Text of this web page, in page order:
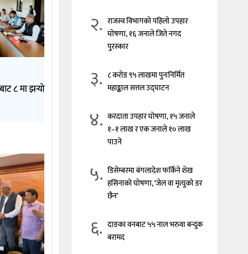
८ मा झर्‍यो
२. राजस्व विभागको पहिलो उपहार
घोषणा, १६ जनाले जिते नगद
पुरस्कार
३. ८ करोड ९५ लाखमा पुनःनिर्मित
महाङ्काल सत्तल उद्घाटन
४. करदाता उपहार घोषणा, १५ जनाले
१–१ लाख र एक जनाले १० लाख
पाउने
५. डिसेम्बरमा बंगलादेश फर्किने शेख
हसिनाको घोषणा, ‘जेल वा मृत्युको डर
छैन’
६. दाङका वनबाट ५५ नाल भरुवा बन्दुक
बरामद